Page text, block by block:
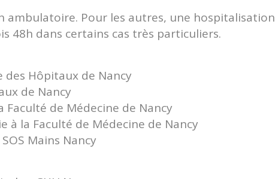
ambulatoire. Pour les autres, une hospitalisation
48h dans certains cas très particuliers.
Hôpitaux de Nancy
de Nancy
Faculté de Médecine de Nancy
à la Faculté de Médecine de Nancy
Mains Nancy